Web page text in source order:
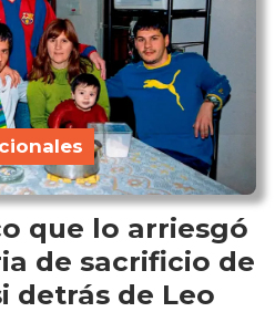
que lo arriesgó
de sacrificio de
detrás de Leo